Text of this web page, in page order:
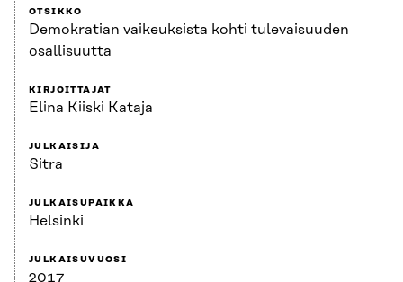
OTSIKKO
Demokratian vaikeuksista kohti tulevaisuuden
osallisuutta
KIRJOITTAJAT
Elina Kiiski Kataja
JULKAISIJA
Sitra
JULKAISUPAIKKA
Helsinki
JULKAISUVUOSI
2017